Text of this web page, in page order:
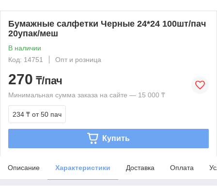
Бумажные салфетки Черные 24*24 100шт/пач
20упак/меш
В наличии
Код: 14751
Опт и розница
270 ₸/пач
Минимальная сумма заказа на сайте — 15 000 ₸
234 ₸ от 50 пач
Купить
Описание Характеристики Доставка Оплата